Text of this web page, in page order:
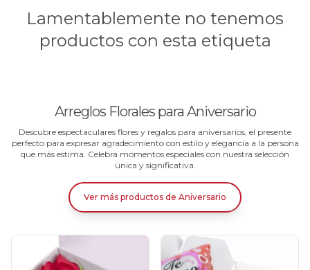
Lamentablemente no tenemos
productos con esta etiqueta
Arreglos Florales para Aniversario
Descubre espectaculares flores y regalos para aniversarios, el presente
perfecto para expresar agradecimiento con estilo y elegancia a la persona
que más estima. Celebra momentos especiales con nuestra selección
única y significativa.
Ver más productos de Aniversario